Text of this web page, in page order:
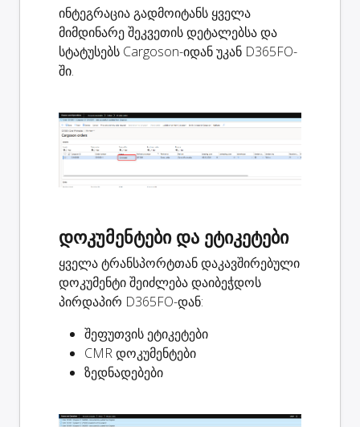
ინტეგრაცია გადმოიტანს ყველა
მიმდინარე შეკვეთის დეტალებსა და
სტატუსებს Cargoson-იდან უკან D365FO-
ში.
დოკუმენტები და ეტიკეტები
ყველა ტრანსპორტთან დაკავშირებული
დოკუმენტი შეიძლება დაიბეჭდოს
პირდაპირ D365FO-დან:
შეფუთვის ეტიკეტები
CMR დოკუმენტები
ზედნადებები